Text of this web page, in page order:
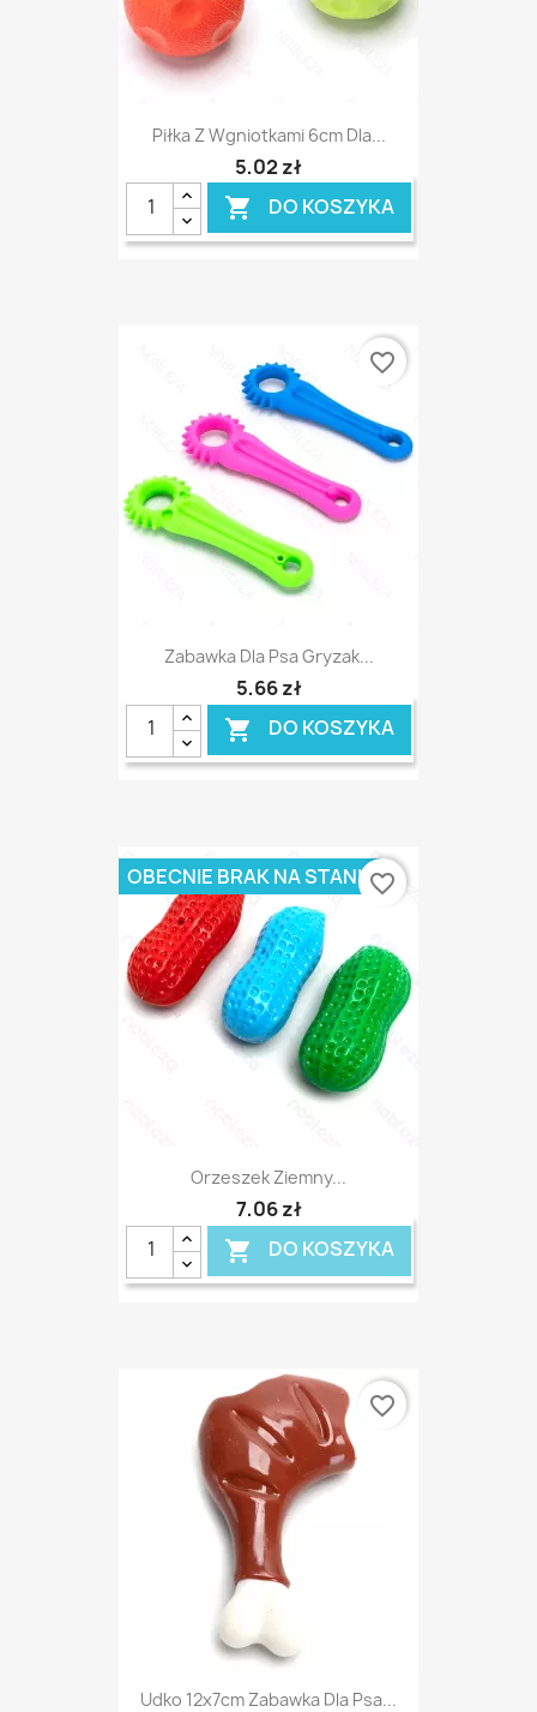
Piłka Z Wgniotkami 6cm Dla...
5,02 zł
 DO KOSZYKA
Zabawka Dla Psa Gryzak...
5,66 zł
 DO KOSZYKA
favorite_border
Orzeszek Ziemny...
7,06 zł
 DO KOSZYKA
OBECNIE BRAK NA STANIEfavorite_border
Udko 12x7cm Zabawka Dla Psa...
favorite_border